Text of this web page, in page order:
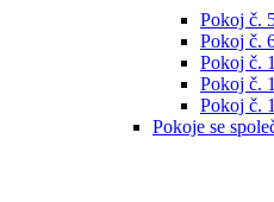
Pokoj č.
Pokoj č.
Pokoj č.
Pokoj č.
Pokoj č.
Pokoje se